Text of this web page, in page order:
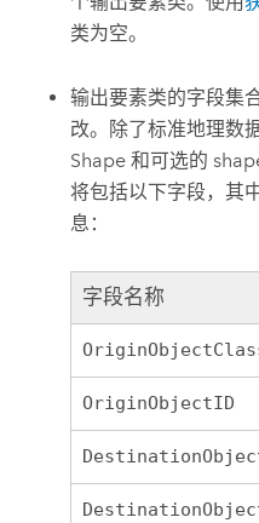
类为空。
输出要素类的字段集
改。除了标准地理数
Shape 和可选的
将包括以下字段，其
息：
字段名称
OriginObjectID